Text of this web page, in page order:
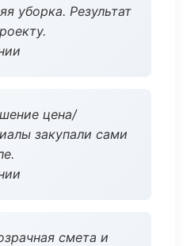
уборка. Результат
цена/
закупали сами
смета и